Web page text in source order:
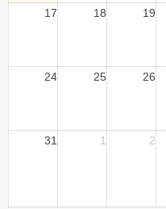
17 18 19
24 25 26
31 1 2